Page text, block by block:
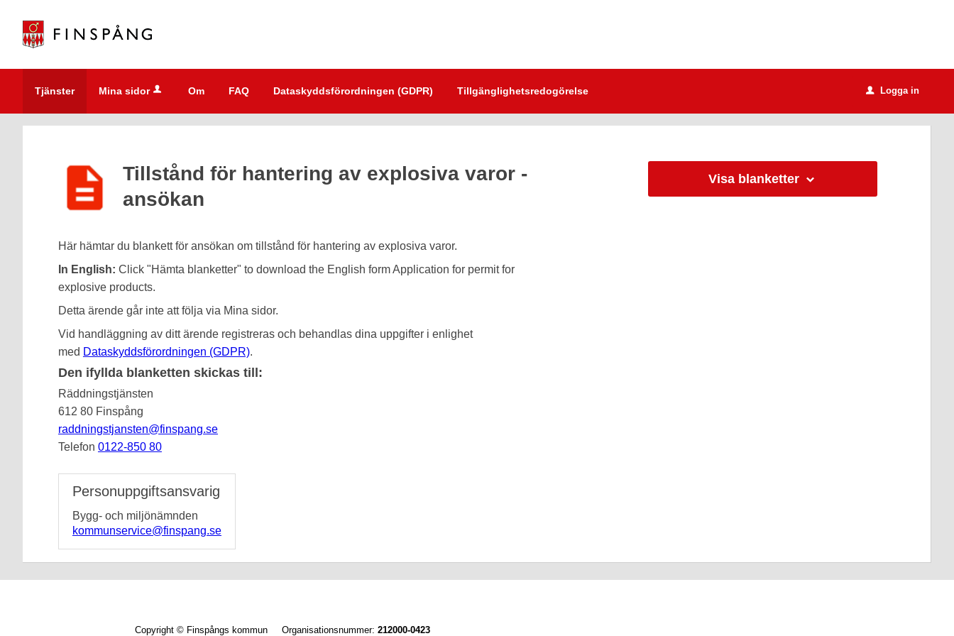
tjänster
kommun
Tjänster Mina sidor Om FAQ Dataskyddsförordningen (GDPR) Tillgänglighetsredogörelse u Logga in
Tillstånd för hantering av explosiva varor -
ansökan
Här hämtar du blankett för ansökan om tillstånd för hantering av explosiva varor.
In English: Click "Hämta blanketter" to download the English form Application for permit for
explosive products.
Detta ärende går inte att följa via Mina sidor.
Vid handläggning av ditt ärende registreras och behandlas dina uppgifter i enlighet
med Dataskyddsförordningen (GDPR).
Den ifyllda blanketten skickas till:
Räddningstjänsten
612 80 Finspång
raddningstjansten@finspang.se
Telefon 0122-850 80
Personuppgiftsansvarig
Bygg- och miljönämnden
kommunservice@finspang.se
Visa blanketter
Copyright © Finspångs kommun Organisationsnummer: 212000-0423